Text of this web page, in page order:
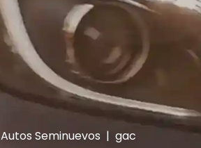
Autos Seminuevos | gac